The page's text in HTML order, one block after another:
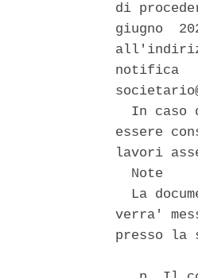
di
giugno
notifica
In caso
essere
lavori
  Note
La
verra'
presso la